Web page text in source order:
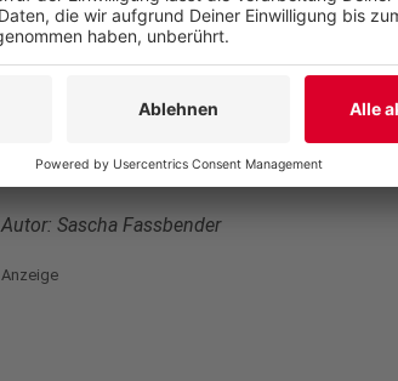
Für den englischen Rekordweltmeister Lewis
deswegen nichts. Er ist bekannt für
Rassismus, Homophobie oder Transphobie.
Verantwortlichen wohl ein Dorn im Auge
mehr auf den Klimawandel aufmerksam und
Ärger auf sich. Vettel beendete allerdings
Autor: Sascha Fassbender
Anzeige